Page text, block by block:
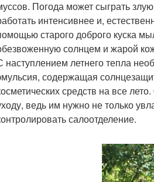
Погода может сыграть
интенсивнее и,
старого доброго куска
солнцем и жарой
наступлением летнего тепла
содержащая
средств на все
ведь им нужно не только
салоотделение.